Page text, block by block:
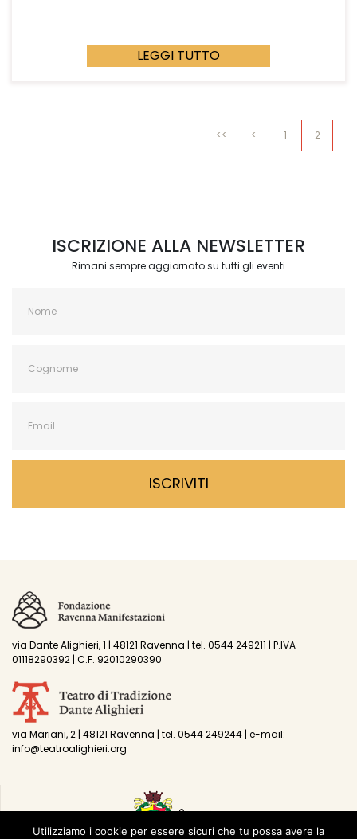
LEGGI TUTTO
<< < 1 2
ISCRIZIONE ALLA NEWSLETTER
Rimani sempre aggiornato su tutti gli eventi
via Dante Alighieri, 1 | 48121 Ravenna | tel. 0544 249211 | P.IVA
01118290392 | C.F. 92010290390
via Mariani, 2 | 48121 Ravenna | tel. 0544 249244 | e-mail:
info@teatroalighieri.org
Utilizziamo i cookie per essere sicuri che tu possa avere la